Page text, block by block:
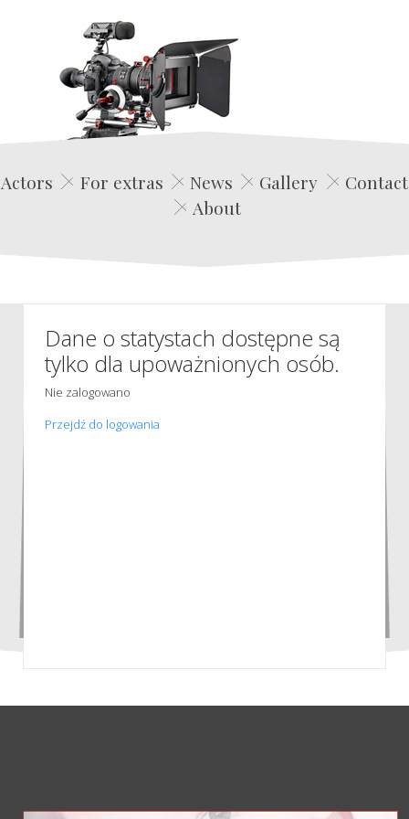
Edwin Film Agencja Aktorska
Actors For extras News Gallery
Contact
About
Dane o statystach dostępne są
tylko dla upoważnionych osób.
Nie zalogowano
Przejdź do logowania